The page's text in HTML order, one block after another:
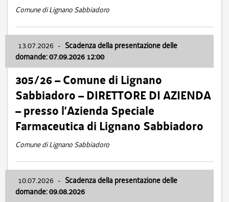
Comune di Lignano Sabbiadoro
13.07.2026 - Scadenza della presentazione delle
domande: 07.09.2026 12:00
305/26 – Comune di Lignano
Sabbiadoro – DIRETTORE DI AZIENDA
– presso l’Azienda Speciale
Farmaceutica di Lignano Sabbiadoro
Comune di Lignano Sabbiadoro
10.07.2026 - Scadenza della presentazione delle
domande: 09.08.2026